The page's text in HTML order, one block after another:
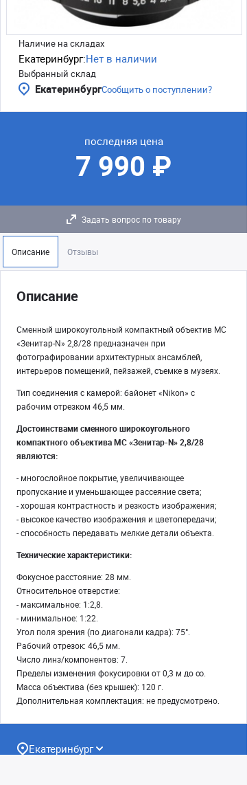
Наличие на складах
Екатеринбург:Нет в наличии
Выбранный склад
ЕкатеринбургСообщить о поступлении?
последняя цена
7 990 ₽
Задать вопрос по товару
Описание Отзывы
Описание
Сменный широкоугольный компактный объектив МС
«Зенитар-N» 2,8/28 предназначен при
фотографировании архитектурных ансамблей,
интерьеров помещений, пейзажей, съемке в музеях.
Тип соединения с камерой: байонет «Nikon» с
рабочим отрезком 46,5 мм.
Достоинствами сменного широкоугольного
компактного объектива МС «Зенитар-N» 2,8/28
являются:
- многослойное покрытие, увеличивающее
пропускание и уменьшающее рассеяние света;
- хорошая контрастность и резкость изображения;
- высокое качество изображения и цветопередачи;
- способность передавать мелкие детали объекта.
Технические характеристики:
Фокусное расстояние: 28 мм.
Относительное отверстие:
- максимальное: 1:2,8.
- минимальное: 1:22.
Угол поля зрения (по диагонали кадра): 75°.
Рабочий отрезок: 46,5 мм.
Число линз/компонентов: 7.
Пределы изменения фокусировки от 0,3 м до ∞.
Масса объектива (без крышек): 120 г.
Дополнительная комплектация: не предусмотрено.
Екатеринбург